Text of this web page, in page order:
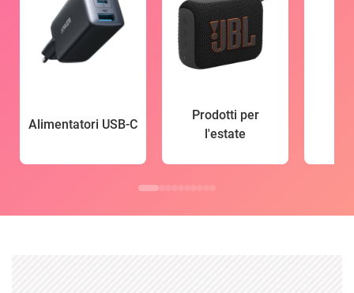
Alimentatori USB-C
Prodotti per
l'estate